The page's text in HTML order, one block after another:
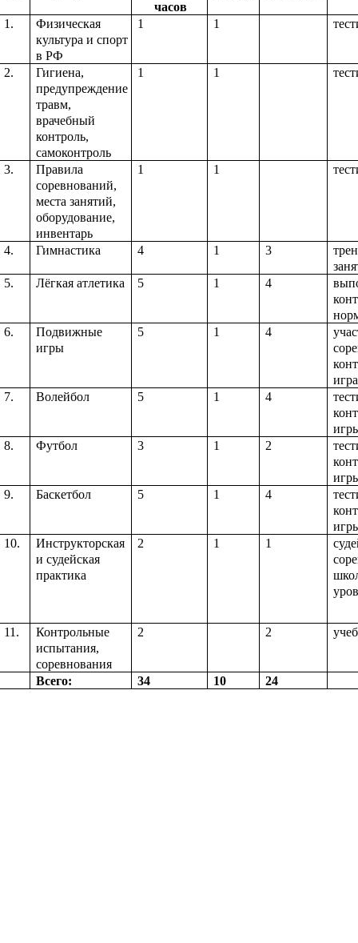
часов
1.
Физическая
культура и спорт
в РФ
1 1
2.
Гигиена,
предупреждение
травм,
врачебный
контроль,
самоконтроль
1 1
3.
Правила
соревнований,
места занятий,
оборудование,
инвентарь
1 1
4. Гимнастика 4 1 3
5.
Лёгкая атлетика 5 1 4
6.
Подвижные
игры
5 1 4
7.
Волейбол 5 1 4
8.
Футбол 3 1 2
9.
Баскетбол 5 1 4
10.
Инструкторская
и судейская
практика
2 1 1
11.
Контрольные
испытания,
соревнования
2 2
Всего: 34 10 24